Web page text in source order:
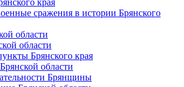
сражения в истории Брянского
области
области
Брянского края
области
Брянщины